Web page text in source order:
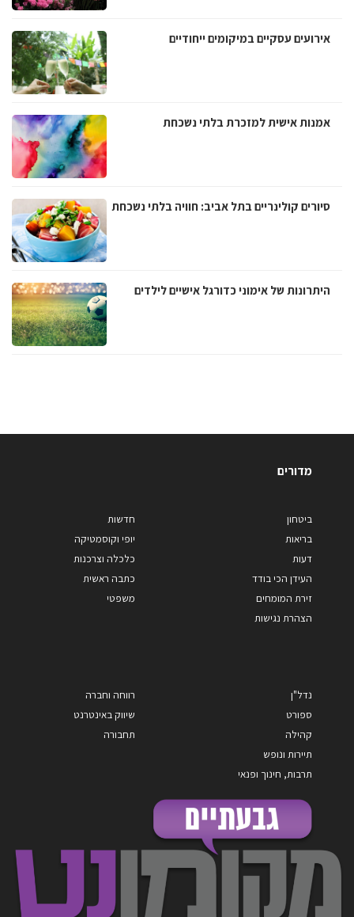
אירועים עסקיים במיקומים ייחודיים
אמנות אישית למזכרת בלתי נשכחת
סיורים קולינריים בתל אביב: חוויה בלתי נשכחת
היתרונות של אימוני כדורגל אישיים לילדים
מדורים
ביטחון
בריאות
דעות
העידן הכי בודד
זירת המומחים
הצהרת נגישות
חדשות
יופי וקוסמטיקה
כלכלה וצרכנות
כתבה ראשית
משפטי
נדל"ן
ספורט
קהילה
תיירות ונופש
תרבות, חינוך ופנאי
רווחה וחברה
שיווק באינטרנט
תחבורה